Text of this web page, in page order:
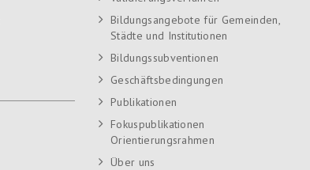
Bildungsangebote für Gemeinden,
Städte und Institutionen
Bildungssubventionen
Geschäftsbedingungen
Publikationen
Fokuspublikationen
Orientierungsrahmen
Über uns